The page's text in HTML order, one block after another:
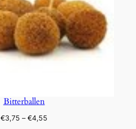
Bitterballen
€3,75 – €4,55